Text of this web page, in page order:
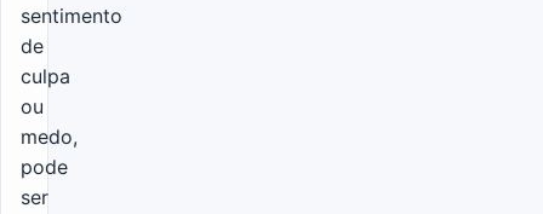
sentimento
de
culpa
ou
medo,
pode
ser